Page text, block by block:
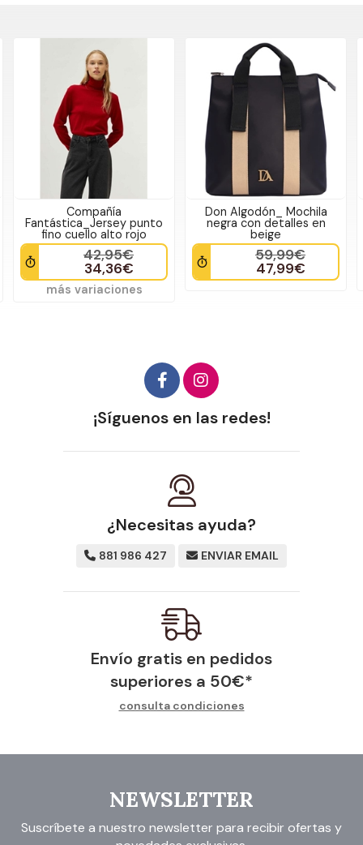
Compañía
Fantástica_Jersey punto
fino cuello alto rojo
42,95€
34,36€
más variaciones
Don Algodón_ Mochila
negra con detalles en
beige
59,99€
47,99€
¡Síguenos en las redes!
¿Necesitas ayuda?
881 986 427 ENVIAR EMAIL
Envío gratis en pedidos
superiores a 50€*
consulta condiciones
NEWSLETTER
Suscríbete a nuestro newsletter para recibir ofertas y